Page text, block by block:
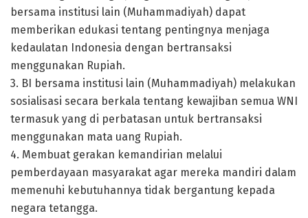
bersama institusi lain (Muhammadiyah) dapat
memberikan edukasi tentang pentingnya menjaga
kedaulatan Indonesia dengan bertransaksi
menggunakan Rupiah.
3. BI bersama institusi lain (Muhammadiyah) melakukan
sosialisasi secara berkala tentang kewajiban semua WNI
termasuk yang di perbatasan untuk bertransaksi
menggunakan mata uang Rupiah.
4. Membuat gerakan kemandirian melalui
pemberdayaan masyarakat agar mereka mandiri dalam
memenuhi kebutuhannya tidak bergantung kepada
negara tetangga.